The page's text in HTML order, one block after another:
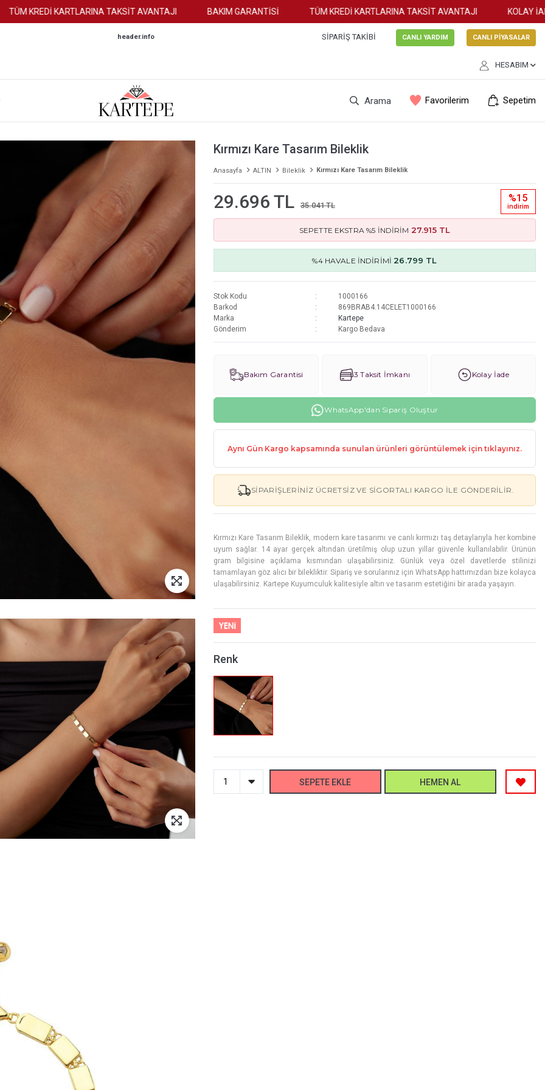
KREDİ KARTLARINA TAKSİT AVANTAJI BAKIM GARANTİSİ TÜM KREDİ KARTLARINA TAKSİT AVANTAJI KOLAY İADE
header.info SIPARIŞ TAKIBI CANLI YARDIM CANLI PİYASALAR
HESABIM
Arama Favorilerim Sepetim
Kırmızı Kare Tasarım Bileklik
Anasayfa ALTIN Bileklik Kırmızı Kare Tasarım Bileklik
29.696 TL 35.041 TL
%15
i̇ndi̇ri̇m
SEPETTE EKSTRA %5 İNDİRİM 27.915 TL
%4 HAVALE İNDİRİMİ 26.799 TL
Stok Kodu
1000166
Barkod
869BRAB4.14CELET1000166
Marka
Kartepe
Gönderim
Kargo Bedava
Bakım Garantisi 3 Taksit İmkanı Kolay İade
WhatsApp'dan Sipariş Oluştur
Aynı Gün Kargo kapsamında sunulan ürünleri görüntülemek için tıklayınız.
SIPARIŞLERINIZ ÜCRETSIZ VE SIGORTALI KARGO ILE GÖNDERILIR.
Kırmızı Kare Tasarım Bileklik, modern kare tasarımı ve canlı kırmızı taş detaylarıyla her kombine
uyum sağlar. 14 ayar gerçek altından üretilmiş olup uzun yıllar güvenle kullanılabilir. Ürünün
gram bilgisine açıklama kısmından ulaşabilirsiniz. Günlük veya özel davetlerde stilinizi
tamamlayan göz alıcı bir bilekliktir. Sipariş ve sorularınız için WhatsApp hattımızdan bize kolayca
ulaşabilirsiniz. Kartepe Kuyumculuk kalitesiyle altın ve tasarım estetiğini bir arada yaşayın.
Renk
SEPETE EKLE HEMEN AL